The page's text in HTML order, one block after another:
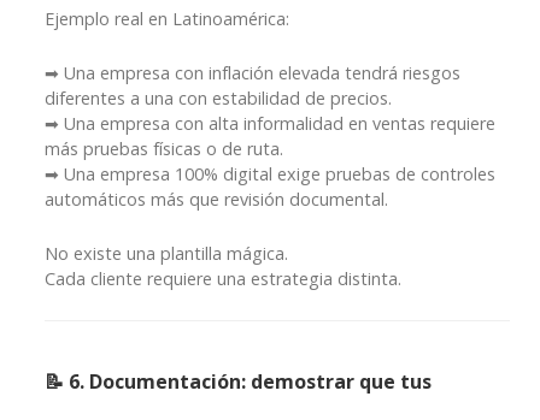
Ejemplo real en Latinoamérica:
➡ Una empresa con inflación elevada tendrá riesgos
diferentes a una con estabilidad de precios.
➡ Una empresa con alta informalidad en ventas requiere
más pruebas físicas o de ruta.
➡ Una empresa 100% digital exige pruebas de controles
automáticos más que revisión documental.
No existe una plantilla mágica.
Cada cliente requiere una estrategia distinta.
📝 6. Documentación: demostrar que tus